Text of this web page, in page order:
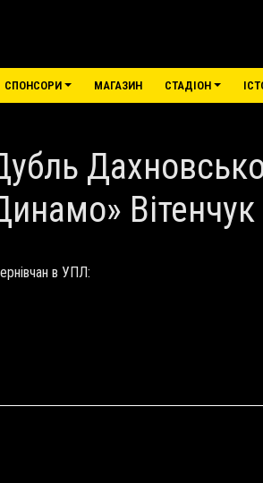
СПОНСОРИ МАГАЗИН СТАДІОН
Вітенчук
в УПЛ: